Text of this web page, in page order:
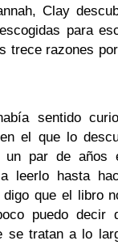
Clay
para
trece razones
sentido
el que lo
un par de años
a leerlo hasta
que el libro
puedo decir
se tratan a lo